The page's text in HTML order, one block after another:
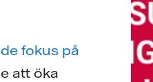
fokus på
att öka